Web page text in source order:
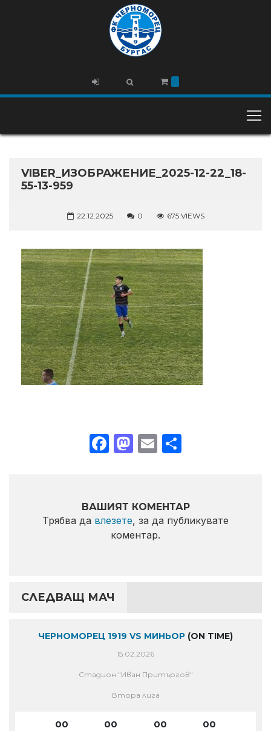
VIBER_ИЗОБРАЖЕНИЕ_2025-12-22_18-
55-13-959
22.12.2025 0 675 VIEWS
Facebook
Mastodon
Email
ВАШИЯТ КОМЕНТАР
Трябва да влезете, за да публикувате
коментар.
СЛЕДВАЩ МАЧ
ЧЕРНОМОРЕЦ 1919 VS МИНЬОР (ON TIME)
15.02.2026
Стадион "Иван Притъргов"
Втора лига
00 00 00 00